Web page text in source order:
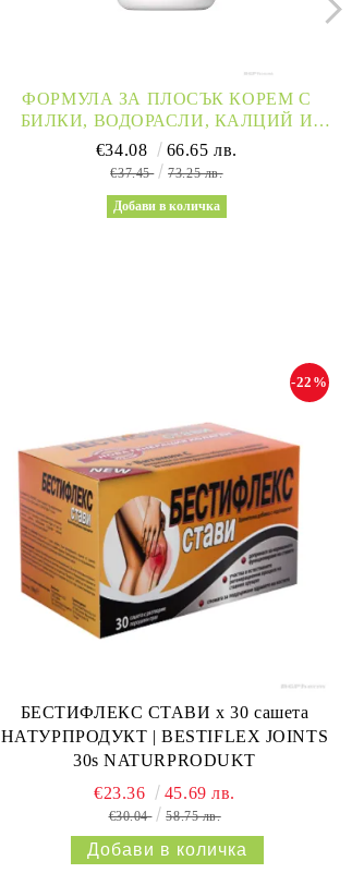
ФОРМУЛА ЗА ПЛОСЪК КОРЕМ С
БИЛКИ, ВОДОРАСЛИ, КАЛЦИЙ И
ЦИНК Х 120 КАПСУЛИ ANACA3
€34.08 66.65 лв.
€37.45 73.25 лв.
БЕСТИФЛЕКС СТАВИ х 30 сашета
НАТУРПРОДУКТ | BESTIFLEX JOINTS
30s NATURPRODUKT
-22%
€23.36 45.69 лв.
€30.04 58.75 лв.